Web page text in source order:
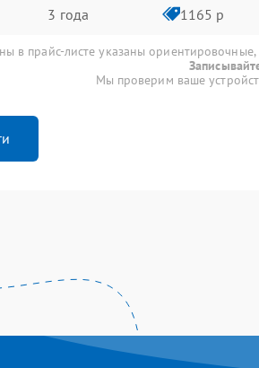
3 года 1165 р
в прайс-листе указаны ориентировочные,
Мы проверим ваше